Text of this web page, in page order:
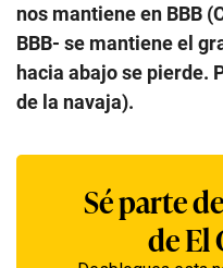
nos mantiene en BBB
BBB- se mantiene el
hacia abajo se pierde.
de la navaja).